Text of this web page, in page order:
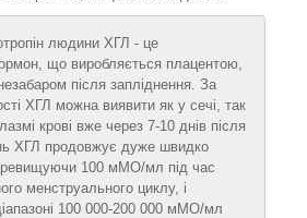
людини ХГЛ - це
що виробляється плацентою,
після запліднення. За
ХГЛ можна виявити як у сечі, так
крові вже через 7-10 днів після
ХГЛ продовжує дуже швидко
100 мМО/мл під час
менструального циклу, і
100 000-200 000 мМО/мл